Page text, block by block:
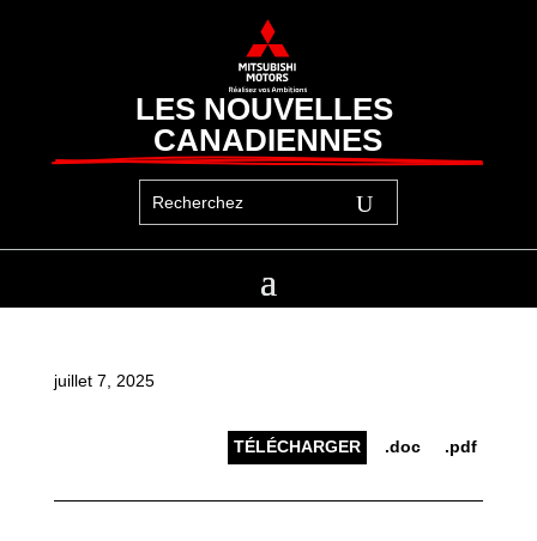
LES NOUVELLES
CANADIENNES
juillet 7, 2025
TÉLÉCHARGER .doc .pdf